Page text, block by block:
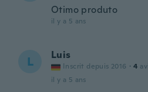
Otimo produto
il y a 5 ans
L Luis
Inscrit depuis 2016 · 4
il y a 5 ans